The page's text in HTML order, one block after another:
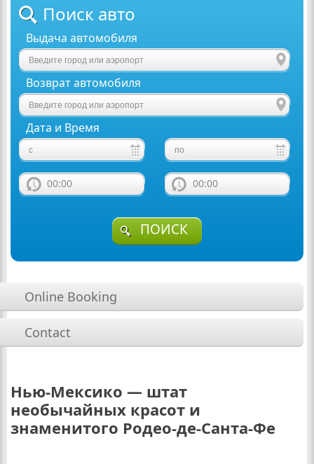
Поиск авто
Выдача автомобиля
Возврат автомобиля
Дата и Время
00:00 00:00
ПОИСК
Online Booking
Contact
Нью-Мексико — штат
необычайных красот и
знаменитого Родео-де-Санта-Фе